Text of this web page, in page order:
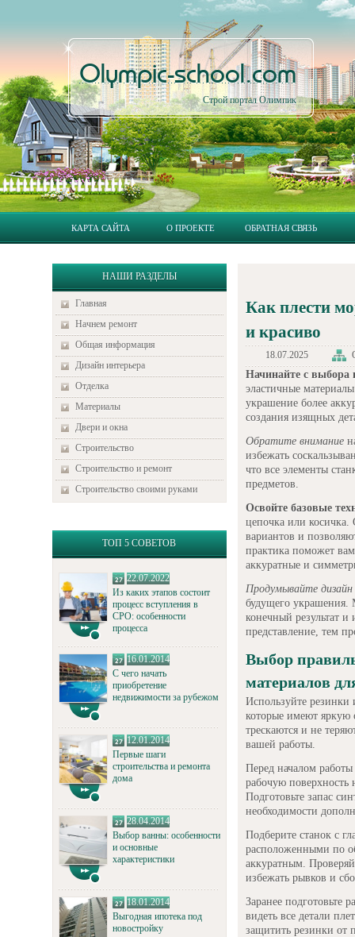
Olympic-school.com
Строй портал Олимпик
КАРТА САЙТА О ПРОЕКТЕ ОБРАТНАЯ СВЯЗЬ
НАШИ РАЗДЕЛЫ
Главная
Начнем ремонт
Общая информация
Дизайн интерьера
Отделка
Материалы
Двери и окна
Строительство
Строительство и ремонт
Строительство своими руками
ТОП 5 СОВЕТОВ
22.07.2022
Из каких этапов состоит
процесс вступления в
СРО: особенности
процесса
16.01.2014
С чего начать
приобретение
недвижимости за рубежом
12.01.2014
Первые шаги
строительства и ремонта
дома
28.04.2014
Выбор ванны: особенности
и основные
характеристики
18.01.2014
Выгодная ипотека под
новостройку
Как плести
и красиво
18.07.2025
Начинайте с выбора
эластичные
украшение более
создания изящных
Обратите внимание
избежать
что все элементы
предметов.
Освойте базовые
цепочка или
вариантов и
практика поможет
аккуратные и
Продумывайте дизайн
будущего украшения.
конечный результат
представление, тем
Выбор
материалов
Используйте резинки
которые имеют яркую
трескаются и не
вашей работы.
Перед началом
рабочую поверхность
Подготовьте запас
необходимости
Подберите станок с
расположенными по
аккуратным.
избежать рывков и
Заранее подготовьте
видеть все детали
защитить резинки от